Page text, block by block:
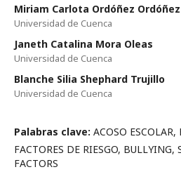
Miriam Carlota Ordóñez Ordóñez
Universidad de Cuenca
Janeth Catalina Mora Oleas
Universidad de Cuenca
Blanche Silia Shephard Trujillo
Universidad de Cuenca
Palabras clave: ACOSO ESCOLAR,
FACTORES DE RIESGO, BULLYING,
FACTORS